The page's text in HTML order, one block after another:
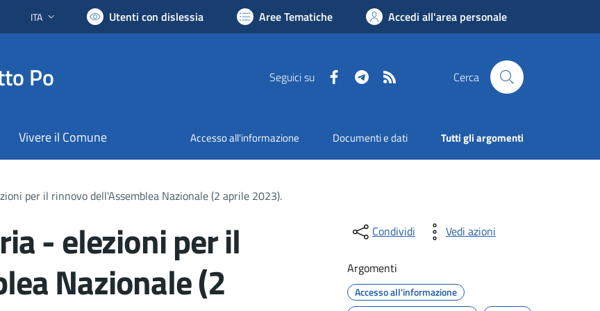
Lingua attiva:
ITA Utenti con dislessia Aree Tematiche Accedi all'area personale
Po Seguici su FacebookTelegram Cerca
Vivere il Comune Accesso all'informazione Documenti e dati Tutti gli argomenti
per il rinnovo dell'Assemblea Nazionale (2 aprile 2023).
- elezioni per il
Nazionale (2
Condividi Vedi azioni
Argomenti
Accesso all'informazione